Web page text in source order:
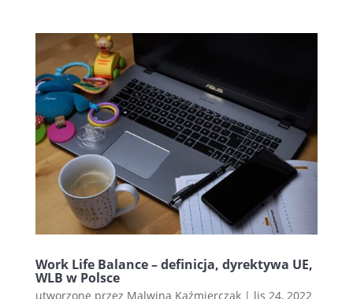
Work Life Balance – definicja, dyrektywa UE,
WLB w Polsce
utworzone przez Malwina Kaźmierczak| lis 24, 2022